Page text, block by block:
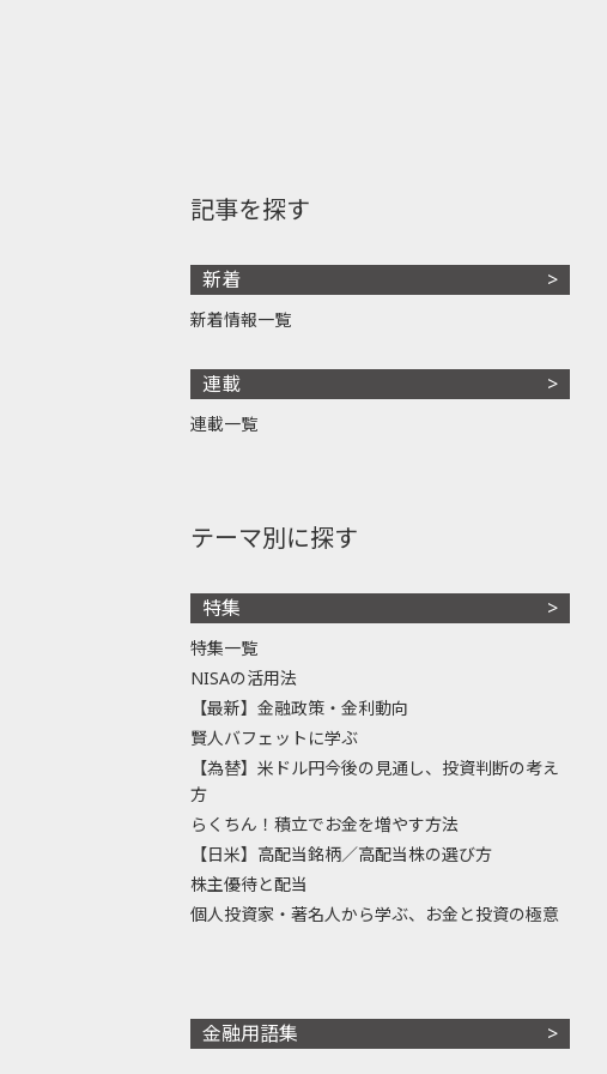
記事を探す
新着
新着情報一覧
連載
連載一覧
テーマ別に探す
特集
特集一覧
NISAの活用法
【最新】金融政策・金利動向
賢人バフェットに学ぶ
【為替】米ドル円今後の見通し、投資判断の考え
方
らくちん！積立でお金を増やす方法
【日米】高配当銘柄／高配当株の選び方
株主優待と配当
個人投資家・著名人から学ぶ、お金と投資の極意
金融用語集